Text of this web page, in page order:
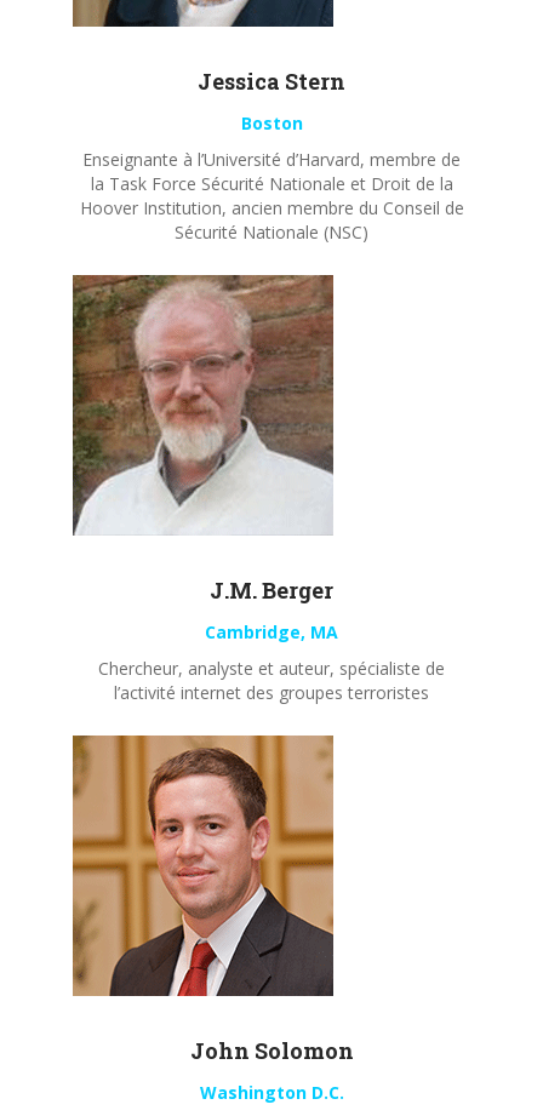
Jessica Stern
Boston
Enseignante à l’Université d’Harvard, membre de
la Task Force Sécurité Nationale et Droit de la
Hoover Institution, ancien membre du Conseil de
Sécurité Nationale (NSC)
J.M. Berger
Cambridge, MA
Chercheur, analyste et auteur, spécialiste de
l’activité internet des groupes terroristes
John Solomon
Washington D.C.